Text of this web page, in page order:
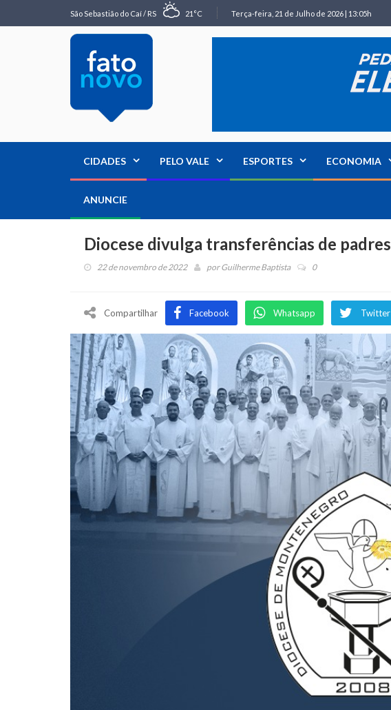
São Sebastião do Caí / RS 21°C Terça-feira, 21 de Julho de 2026 | 13:05h
CIDADES PELO VALE ESPORTES ECONOMIA
ANUNCIE
Diocese divulga transferências de padres
22 de novembro de 2022 porGuilherme Baptista 0
Compartilhar Facebook Whatsapp Twitter